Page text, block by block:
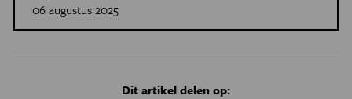
06 augustus 2025
Dit artikel delen op: